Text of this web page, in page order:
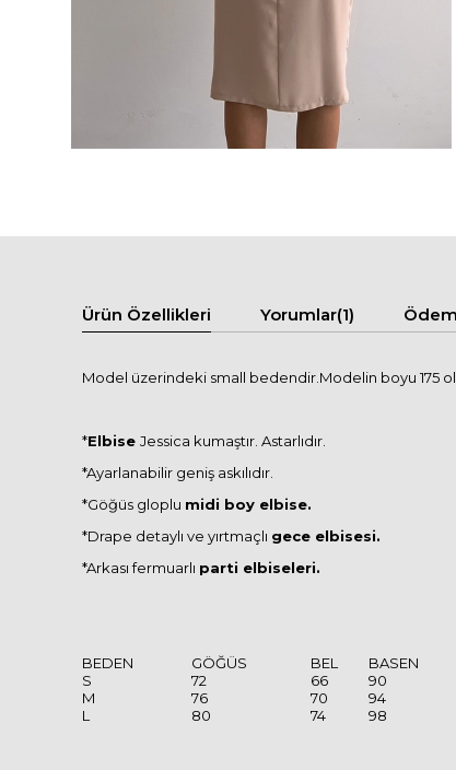
Ürün Özellikleri Yorumlar(1)
Model üzerindeki small bedendir.Modelin boyu 175
*Elbise Jessica kumaştır. Astarlıdır.
*Ayarlanabilir geniş askılıdır.
*Göğüs gloplu midi boy elbise.
*Drape detaylı ve yırtmaçlı gece elbisesi.
*Arkası fermuarlı parti elbiseleri.
BEDEN GÖĞÜS BEL BASEN
S
72 66 90
M
76 70 94
L
80 74 98